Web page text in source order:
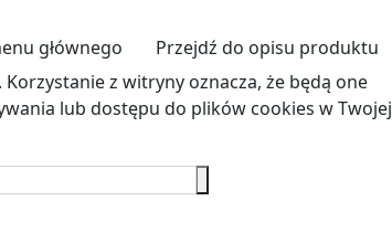
głównego Przejdź do opisu produktu
Korzystanie z witryny oznacza, że będą one
lub dostępu do plików cookies w Twojej